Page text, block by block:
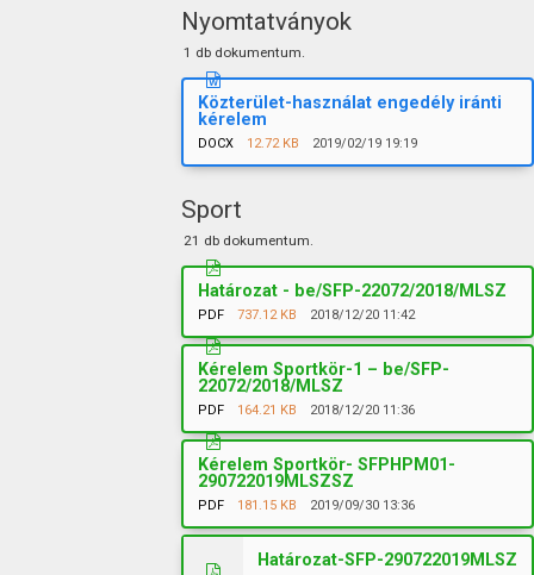
Nyomtatványok
1 db dokumentum.
Közterület-használat engedély iránti
kérelem
DOCX 12.72 KB 2019/02/19 19:19
Sport
21 db dokumentum.
Határozat - be/SFP-22072/2018/MLSZ
PDF 737.12 KB 2018/12/20 11:42
Kérelem Sportkör-1 – be/SFP-
22072/2018/MLSZ
PDF 164.21 KB 2018/12/20 11:36
Kérelem Sportkör- SFPHPM01-
290722019MLSZSZ
PDF 181.15 KB 2019/09/30 13:36
Határozat-SFP-290722019MLSZ